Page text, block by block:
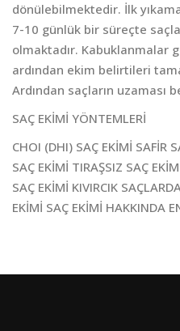
dönülebilmektedir. İlk
7-10 günlük bir süreçte
olmaktadır. Kabuklanmalar
ardından ekim belirtileri
Ardından saçların uzaması
SAÇ EKİMİ YÖNTEMLERİ
CHOI (DHI) SAÇ EKİMİ SAFİR
SAÇ EKİMİ TIRAŞSIZ SAÇ
SAÇ EKİMİ KIVIRCIK
EKİMİ SAÇ EKİMİ HAKKINDA